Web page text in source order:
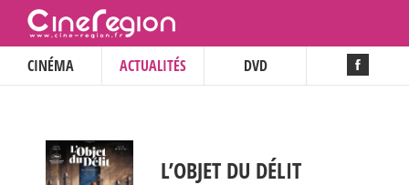
CINÉMA ACTUALITÉS DVD
L’OBJET DU DÉLIT
___